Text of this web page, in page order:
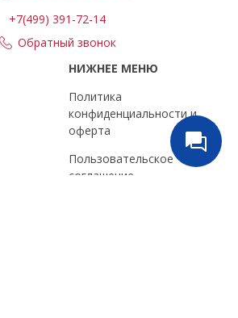
+7(499) 391-72-14
Обратный звонок
НИЖНЕЕ МЕНЮ
Политика
конфиденциальности и
оферта
Пользовательское
соглашение